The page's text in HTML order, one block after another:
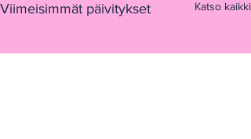
Viimeisimmät päivitykset Katso kaikki